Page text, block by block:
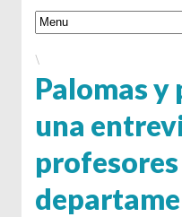
\
Palomas y
una